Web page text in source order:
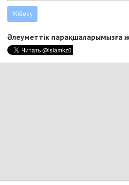
Әлеуметтік парақшаларымызға